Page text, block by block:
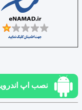
نصب اپ